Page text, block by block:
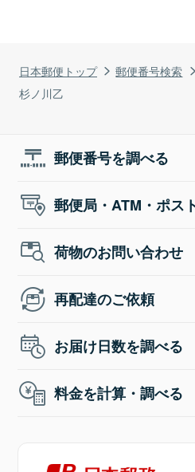
日本郵便トップ 郵便番号検索
杉ノ川乙
郵便番号を調べる
郵便局・ATM・ポス
荷物のお問い合わせ
再配達のご依頼
お届け日数を調べる
料金を計算・調べる